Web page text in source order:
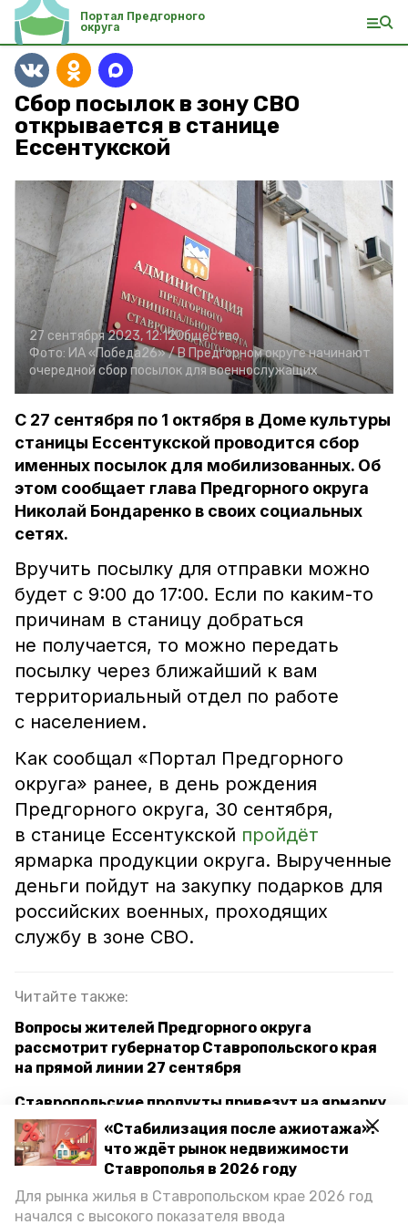
«Стабилизация после ажиотажа»:
что ждёт рынок недвижимости
Ставрополья в 2026 году
Для рынка жилья в Ставропольском крае 2026 год
начался с высокого показателя ввода
Портал Предгорного
округа
Сбор посылок в зону СВО
открывается в станице
Ессентукской
27 сентября 2023, 12:12Общество
Фото: ИА «Победа26» /В Предгорном округе начинают
очередной сбор посылок для военнослужащих
С 27 сентября по 1 октября в Доме культуры
станицы Ессентукской проводится сбор
именных посылок для мобилизованных. Об
этом сообщает глава Предгорного округа
Николай Бондаренко в своих социальных
сетях.
Вручить посылку для отправки можно
будет с 9:00 до 17:00. Если по каким-то
причинам в станицу добраться
не получается, то можно передать
посылку через ближайший к вам
территориальный отдел по работе
с населением.
Как сообщал «Портал Предгорного
округа» ранее, в день рождения
Предгорного округа, 30 сентября,
в станице Ессентукской пройдёт
ярмарка продукции округа. Вырученные
деньги пойдут на закупку подарков для
российских военных, проходящих
службу в зоне СВО.
Читайте также:
Вопросы жителей Предгорного округа
рассмотрит губернатор Ставропольского края
на прямой линии 27 сентября
Ставропольские продукты привезут на ярмарку
в ЛНР
Участник СВО из Предгорного округа награждён
орденом Мужества посмертно